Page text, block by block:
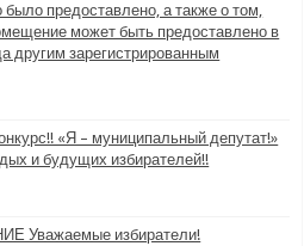
было предоставлено, а также о том,
может быть предоставлено в
другим зарегистрированным
«Я – муниципальный депутат!»
и будущих избирателей!!
Уважаемые избиратели!